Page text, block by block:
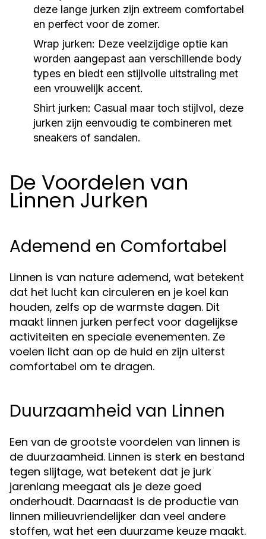
deze lange jurken zijn extreem comfortabel
en perfect voor de zomer.
Wrap jurken: Deze veelzijdige optie kan
worden aangepast aan verschillende body
types en biedt een stijlvolle uitstraling met
een vrouwelijk accent.
Shirt jurken: Casual maar toch stijlvol, deze
jurken zijn eenvoudig te combineren met
sneakers of sandalen.
De Voordelen van
Linnen Jurken
Ademend en Comfortabel
Linnen is van nature ademend, wat betekent
dat het lucht kan circuleren en je koel kan
houden, zelfs op de warmste dagen. Dit
maakt linnen jurken perfect voor dagelijkse
activiteiten en speciale evenementen. Ze
voelen licht aan op de huid en zijn uiterst
comfortabel om te dragen.
Duurzaamheid van Linnen
Een van de grootste voordelen van linnen is
de duurzaamheid. Linnen is sterk en bestand
tegen slijtage, wat betekent dat je jurk
jarenlang meegaat als je deze goed
onderhoudt. Daarnaast is de productie van
linnen milieuvriendelijker dan veel andere
stoffen, wat het een duurzame keuze maakt.